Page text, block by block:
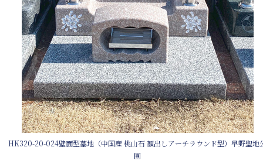
HK320-20-024壁面型墓地（中国産 桃山石 額出しアーチラウンド型）早野聖地
園